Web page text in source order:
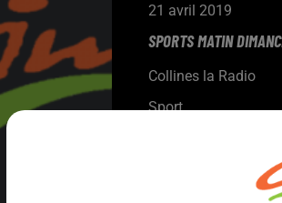
21 avril 2019
SPORTS MATIN
Collines la Radio
Sport
Bressuire battu en
demain en coupe